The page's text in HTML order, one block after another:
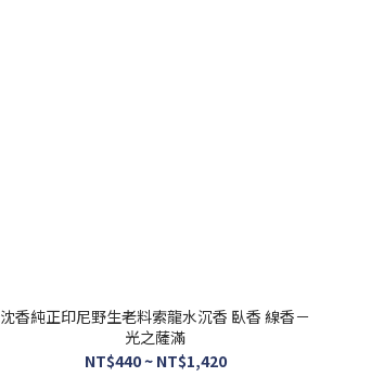
沈香純正印尼野生老料索龍水沉香 臥香 線香－
光之薩滿
NT$440 ~ NT$1,420